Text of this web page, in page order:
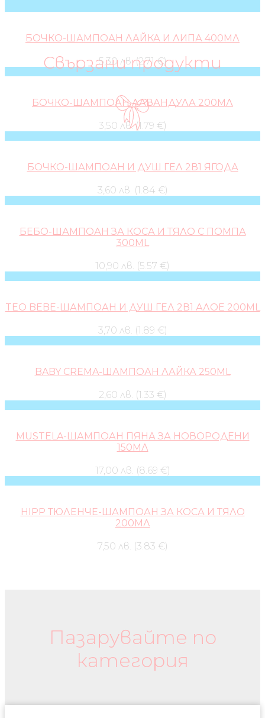
Свързани продукти
БОЧКО-ШАМПОАН ЛАЙКА И ЛИПА 400МЛ
5,30 лв. (2.71 €)
БОЧКО-ШАМПОАН ЛАВАНДУЛА 200МЛ
3,50 лв. (1.79 €)
БОЧКО-ШАМПОАН И ДУШ ГЕЛ 2В1 ЯГОДА
3,60 лв. (1.84 €)
БЕБО-ШАМПОАН ЗА КОСА И ТЯЛО С ПОМПА
300ML
10,90 лв. (5.57 €)
TEO BEBE-ШАМПОАН И ДУШ ГЕЛ 2В1 АЛОЕ 200ML
3,70 лв. (1.89 €)
BABY CREMA-ШАМПОАН ЛАЙКА 250ML
2,60 лв. (1.33 €)
MUSTELA-ШАМПОАН ПЯНА ЗА НОВОРОДЕНИ
150МЛ
17,00 лв. (8.69 €)
HIPP ТЮЛЕНЧЕ-ШАМПОАН ЗА КОСА И ТЯЛО
200МЛ
7,50 лв. (3.83 €)
Пазарувайте по
категория